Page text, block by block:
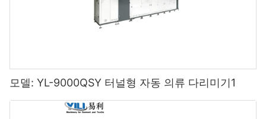
모델: YL-9000QSY 터널형 자동 의류 다리미기1